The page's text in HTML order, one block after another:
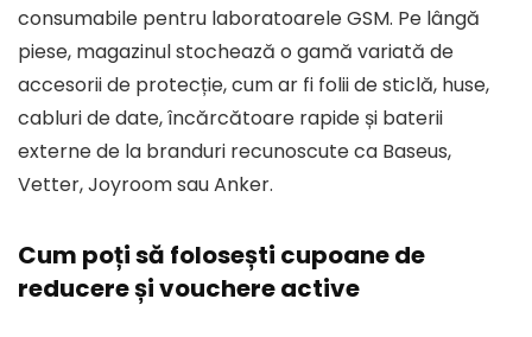
consumabile pentru laboratoarele GSM. Pe lângă
piese, magazinul stochează o gamă variată de
accesorii de protecție, cum ar fi folii de sticlă, huse,
cabluri de date, încărcătoare rapide și baterii
externe de la branduri recunoscute ca Baseus,
Vetter, Joyroom sau Anker.
Cum poți să folosești cupoane de
reducere și vouchere active